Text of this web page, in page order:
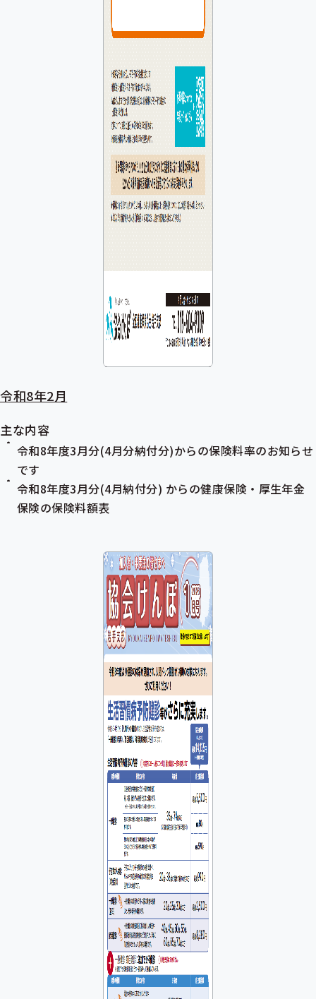
令和8年2月
主な内容
令和8年度3月分(4月分納付分)からの保険料率のお知らせ
です
令和8年度3月分(4月納付分) からの健康保険・厚生年金
保険の保険料額表